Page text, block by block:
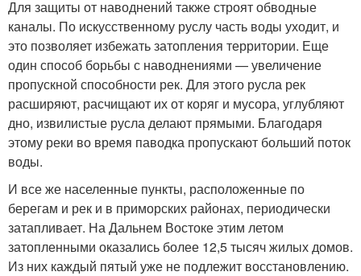
Для защиты от наводнений также строят обводные
каналы. По искусственному руслу часть воды уходит, и
это позволяет избежать затопления территории. Еще
один способ борьбы с наводнениями — увеличение
пропускной способности рек. Для этого русла рек
расширяют, расчищают их от коряг и мусора, углубляют
дно, извилистые русла делают прямыми. Благодаря
этому реки во время паводка пропускают больший поток
воды.
И все же населенные пункты, расположенные по
берегам и рек и в приморских районах, периодически
затапливает. На Дальнем Востоке этим летом
затопленными оказались более 12,5 тысяч жилых домов.
Из них каждый пятый уже не подлежит восстановлению.